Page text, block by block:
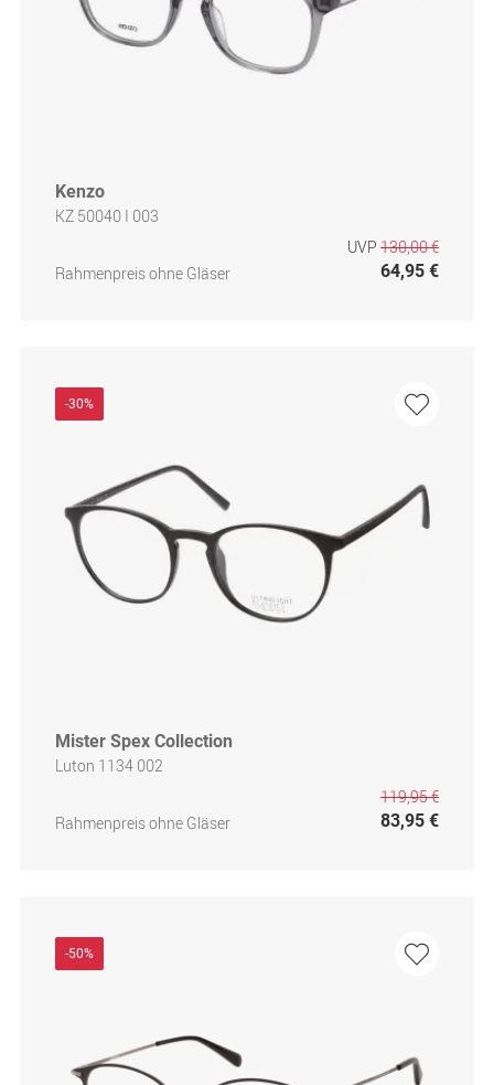
Kenzo
KZ 50040 I 003
Rahmenpreis ohne Gläser
UVP 130,00 €
64,95 €
-30%
Mister Spex Collection
Luton 1134 002
Rahmenpreis ohne Gläser
119,95 €
83,95 €
-50%